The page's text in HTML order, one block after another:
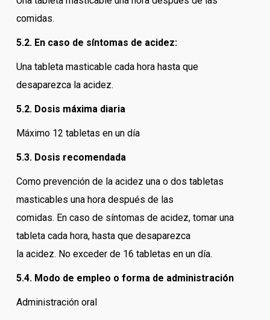
comidas.
5.2. En caso de síntomas de acidez:
Una tableta masticable cada hora hasta que
desaparezca la acidez.
5.2. Dosis máxima diaria
Máximo 12 tabletas en un día
5.3. Dosis recomendada
Como prevención de la acidez una o dos tabletas
masticables una hora después de las
comidas. En caso de síntomas de acidez, tomar una
tableta cada hora, hasta que desaparezca
la acidez. No exceder de 16 tabletas en un día.
5.4. Modo de empleo o forma de administración
Administración oral